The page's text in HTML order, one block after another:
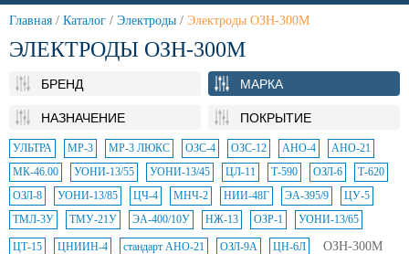
Главная / Каталог / Электроды / Электроды ОЗН-300М
ЭЛЕКТРОДЫ ОЗН-300М
БРЕНД МАРКА
НАЗНАЧЕНИЕ ПОКРЫТИЕ
УЛЬТРА МР-3 МР-3 ЛЮКС ОЗС-4 ОЗС-12 АНО-4
АНО-21
МК-46.00
УОНИ-13/55 УОНИ-13/45 ЦЛ-11 Т-590 ОЗЛ-6
Т-620
ОЗЛ-8
УОНИ-13/85 ЦЧ-4 МНЧ-2 НИИ-48Г ЭА-395/9
ЦУ-5
ТМЛ-3У
ТМУ-21У ЭА-400/10У НЖ-13 ОЗР-1 УОНИ-13/65
ЦТ-15 ЦНИИН-4 стандарт АНО-21 ОЗЛ-9А ЦН-6Л ОЗН-300М